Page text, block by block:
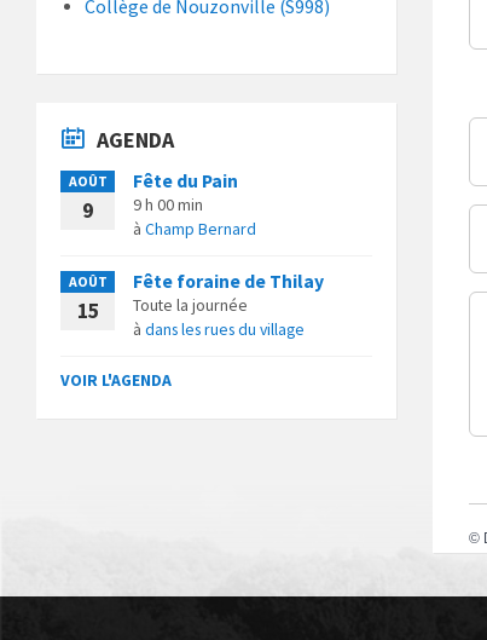
©
Collège de Nouzonville (S998)
AGENDA
AOÛT
9
Fête du Pain
9 h 00 min
à Champ Bernard
AOÛT
15
Fête foraine de Thilay
Toute la journée
à dans les rues du village
VOIR L'AGENDA